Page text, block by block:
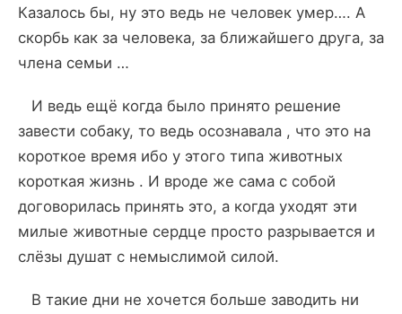
Казалось бы, ну это ведь не человек умер…. А
скорбь как за человека, за ближайшего друга, за
члена семьи …
И ведь ещё когда было принято решение
завести собаку, то ведь осознавала , что это на
короткое время ибо у этого типа животных
короткая жизнь . И вроде же сама с собой
договорилась принять это, а когда уходят эти
милые животные сердце просто разрывается и
слёзы душат с немыслимой силой.
В такие дни не хочется больше заводить ни